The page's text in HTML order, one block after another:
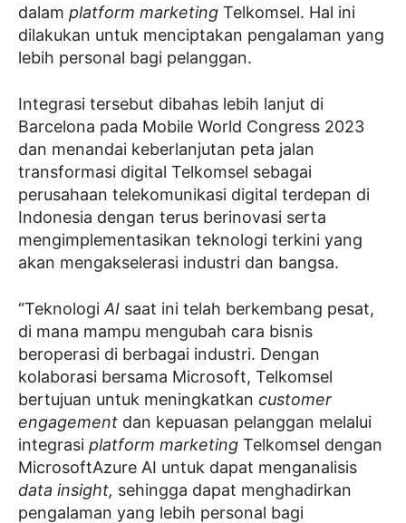
dalam platform marketing Telkomsel. Hal ini
dilakukan untuk menciptakan pengalaman yang
lebih personal bagi pelanggan.
Integrasi tersebut dibahas lebih lanjut di
Barcelona pada Mobile World Congress 2023
dan menandai keberlanjutan peta jalan
transformasi digital Telkomsel sebagai
perusahaan telekomunikasi digital terdepan di
Indonesia dengan terus berinovasi serta
mengimplementasikan teknologi terkini yang
akan mengakselerasi industri dan bangsa.
“Teknologi AI saat ini telah berkembang pesat,
di mana mampu mengubah cara bisnis
beroperasi di berbagai industri. Dengan
kolaborasi bersama Microsoft, Telkomsel
bertujuan untuk meningkatkan customer
engagement dan kepuasan pelanggan melalui
integrasi platform marketing Telkomsel dengan
MicrosoftAzure AI untuk dapat menganalisis
data insight, sehingga dapat menghadirkan
pengalaman yang lebih personal bagi